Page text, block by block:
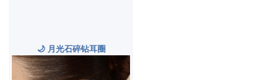
🌙 月光石碎钻耳圈